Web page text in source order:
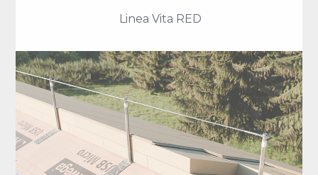
Linea Vita RED